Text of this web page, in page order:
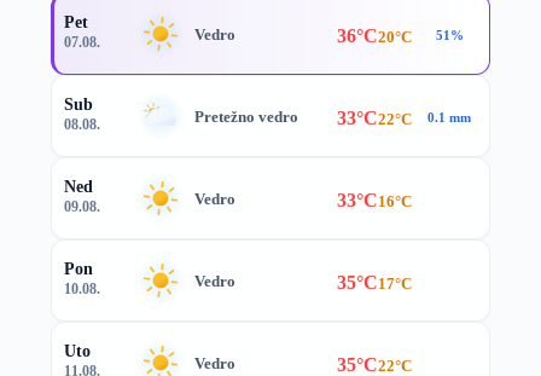
Pet
07.08. Vedro 36°C20°C 51%
Sub
08.08. Pretežno vedro 33°C22°C 0.1 mm
Ned
09.08. Vedro 33°C16°C
Pon
10.08. Vedro 35°C17°C
Uto
11.08. Vedro 35°C22°C